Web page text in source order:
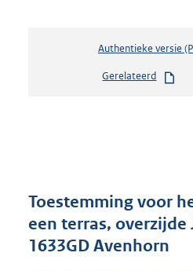
Authentieke versie
Gerelateerd
Toestemming voor
een terras, overzijde
1633GD Avenhorn